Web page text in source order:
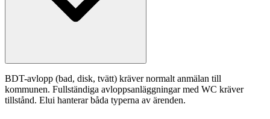
BDT-avlopp (bad, disk, tvätt) kräver normalt anmälan till
kommunen. Fullständiga avloppsanläggningar med WC kräver
tillstånd. Elui hanterar båda typerna av ärenden.